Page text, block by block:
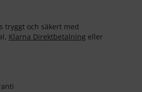
tryggt och säkert med
Klarna Direktbetalning eller